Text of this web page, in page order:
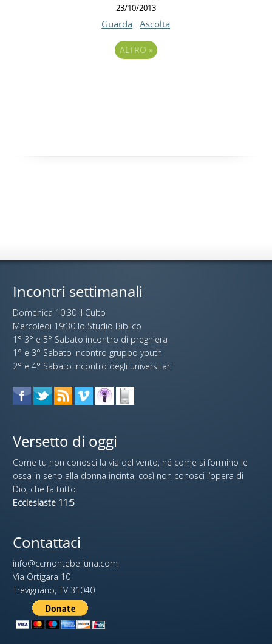
23/10/2013
Guarda Ascolta
ALTRO »
Incontri settimanali
Domenica 10:30 il Culto
Mercoledi 19:30 lo Studio Biblico
1° 3° e 5° Sabato incontro di preghiera
1° e 3° Sabato incontro gruppo youth
2° e 4° Sabato incontro degli universitari
Versetto di oggi
Come tu non conosci la via del vento, né come si formino le
ossa in seno alla donna incinta, così non conosci l’opera di
Dio, che fa tutto.
Ecclesiaste 11:5
Contattaci
info@ccmontebelluna.com
Via Ortigara 10
Trevignano, TV 31040